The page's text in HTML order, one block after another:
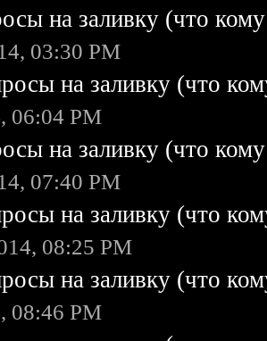
на заливку (что
03:30 PM
на заливку (что
06:04 PM
на заливку (что
07:40 PM
на заливку (что
08:25 PM
на заливку (что
08:46 PM